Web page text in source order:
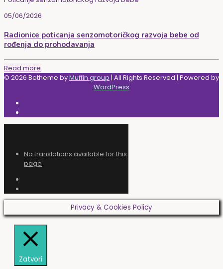
05/06/2026
Radionice poticanja senzomotoričkog razvoja bebe od
rođenja do prohodavanja
Read more
© 2026 Betheme byMuffin group | All Rights Reserved | Powered by
WordPress
No translations available for this
page
Privacy & Cookies Policy
Zatvori